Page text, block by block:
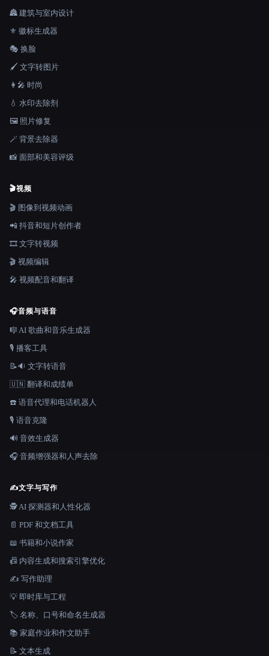
🏯 建筑与室内设计
⚜️ 徽标生成器
🎭 换脸
🖌️ 文字转图片
👩‍🎤 时尚
💧 水印去除剂
🖼️ 照片修复
🪄 背景去除器
📸 面部和美容评级
🎬视频
🎬 图像到视频动画
📲 抖音和短片创作者
🎞️ 文字转视频
🎬 视频编辑
🎤 视频配音和翻译
🎧音频与语音
🎼 AI 歌曲和音乐生成器
🎙️ 播客工具
📝🔉 文字转语音
🇺🇳 翻译和成绩单
☎️ 语音代理和电话机器人
🎙️ 语音克隆
🔊 音效生成器
🎧 音频增强器和人声去除
✍️文字与写作
🕵️ AI 探测器和人性化器
📄 PDF 和文档工具
📖 书籍和小说作家
📠 内容生成和搜索引擎优化
✍️ 写作助理
💡 即时库与工程
🏷️ 名称、口号和命名生成器
📚 家庭作业和作文助手
📝 文本生成